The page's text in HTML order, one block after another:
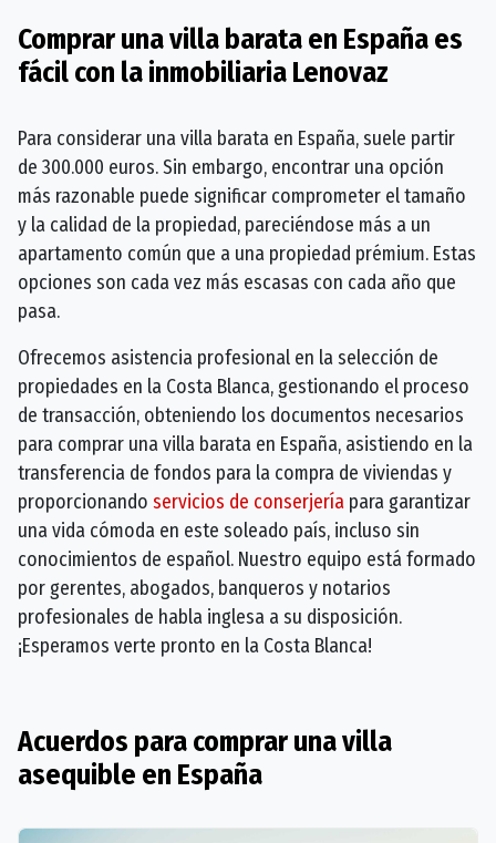
Comprar una villa barata en España es
fácil con la inmobiliaria Lenovaz
Para considerar una villa barata en España, suele partir
de 300.000 euros. Sin embargo, encontrar una opción
más razonable puede significar comprometer el tamaño
y la calidad de la propiedad, pareciéndose más a un
apartamento común que a una propiedad prémium. Estas
opciones son cada vez más escasas con cada año que
pasa.
Ofrecemos asistencia profesional en la selección de
propiedades en la Costa Blanca, gestionando el proceso
de transacción, obteniendo los documentos necesarios
para comprar una villa barata en España, asistiendo en la
transferencia de fondos para la compra de viviendas y
proporcionando servicios de conserjería para garantizar
una vida cómoda en este soleado país, incluso sin
conocimientos de español. Nuestro equipo está formado
por gerentes, abogados, banqueros y notarios
profesionales de habla inglesa a su disposición.
¡Esperamos verte pronto en la Costa Blanca!
Acuerdos para comprar una villa
asequible en España